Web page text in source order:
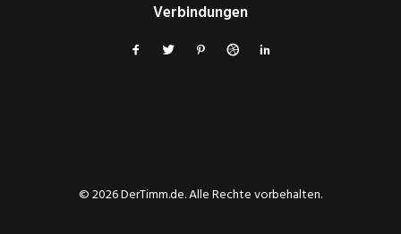
Verbindungen
© 2026 DerTimm.de. Alle Rechte vorbehalten.